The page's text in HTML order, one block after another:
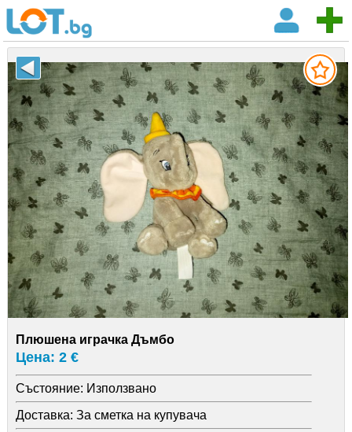
Плюшена играчка Дъмбо
Цена: 2 €
Състояние: Използвано
Доставка: За сметка на купувача